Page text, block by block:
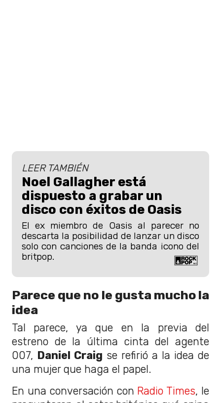
LEER TAMBIÉN
Noel Gallagher está
dispuesto a grabar un
disco con éxitos de Oasis
El ex miembro de Oasis al parecer no
descarta la posibilidad de lanzar un disco
solo con canciones de la banda icono del
britpop.
Parece que no le gusta mucho la
idea
Tal parece, ya que en la previa del
estreno de la última cinta del agente
007, Daniel Craig se refirió a la idea de
una mujer que haga el papel.
En una conversación con Radio Times, le